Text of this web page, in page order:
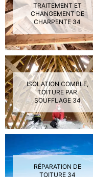
TRAITEMENT ET
CHANGEMENT DE
CHARPENTE 34
ISOLATION COMBLE,
TOITURE PAR
SOUFFLAGE 34
RÉPARATION DE
TOITURE 34